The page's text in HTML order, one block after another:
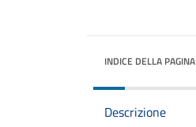
INDICE DELLA PAGINA
Descrizione